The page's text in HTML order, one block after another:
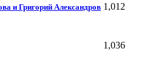
и Григорий Александров 1,012
1,036